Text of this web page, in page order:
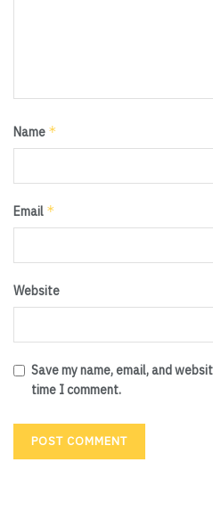
Name *
Email *
Website
Save my name, email, and
time I comment.